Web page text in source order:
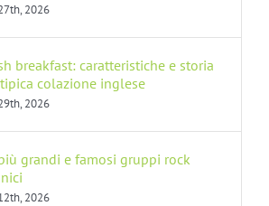
2026
breakfast: caratteristiche e storia
colazione inglese
2026
grandi e famosi gruppi rock
2026